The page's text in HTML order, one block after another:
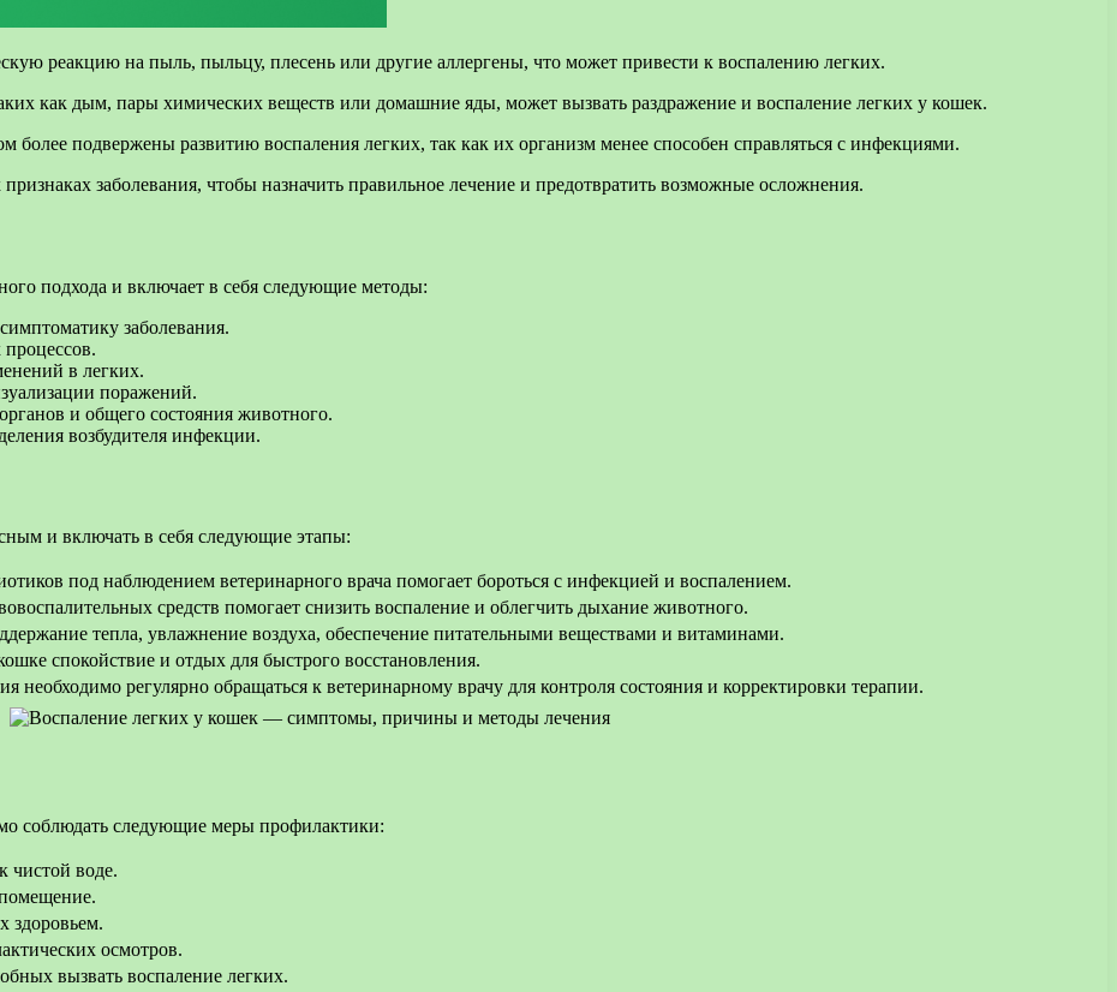
реакцию на пыль, пыльцу, плесень или другие аллергены, что может привести к воспалению легких.
как дым, пары химических веществ или домашние яды, может вызвать раздражение и воспаление легких у кошек.
подвержены развитию воспаления легких, так как их организм менее способен справляться с инфекциями.
заболевания, чтобы назначить правильное лечение и предотвратить возможные осложнения.
подхода и включает в себя следующие методы:
заболевания.
в легких.
поражений.
и общего состояния животного.
возбудителя инфекции.
и включать в себя следующие этапы:
под наблюдением ветеринарного врача помогает бороться с инфекцией и воспалением.
средств помогает снизить воспаление и облегчить дыхание животного.
тепла, увлажнение воздуха, обеспечение питательными веществами и витаминами.
спокойствие и отдых для быстрого восстановления.
необходимо регулярно обращаться к ветеринарному врачу для контроля состояния и корректировки терапии.
соблюдать следующие меры профилактики:
чистой воде.
здоровьем.
осмотров.
вызвать воспаление легких.